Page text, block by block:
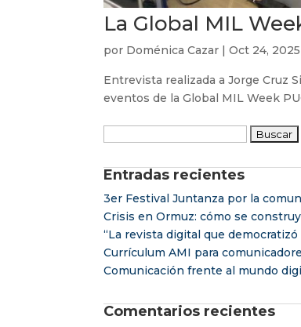
La Global MIL
por Doménica Cazar | Oct 24, 2025
Entrevista realizada a Jorge Cruz
eventos de la Global MIL Week
Entradas recientes
3er Festival Juntanza por la
Crisis en Ormuz: cómo se
“La revista digital que
Currículum AMI para
Comunicación frente al mundo
Comentarios recientes